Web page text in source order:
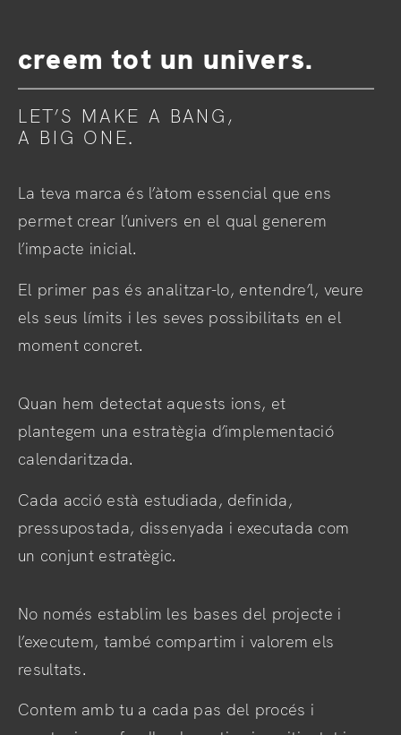
creem tot un univers.
LET’S MAKE A BANG,
A BIG ONE.
La teva marca és l’àtom essencial que ens
permet crear l’univers en el qual generem
l’impacte inicial.
El primer pas és analitzar-lo, entendre’l, veure
els seus límits i les seves possibilitats en el
moment concret.
Quan hem detectat aquests ions, et
plantegem una estratègia d’implementació
calendaritzada.
Cada acció està estudiada, definida,
pressupostada, dissenyada i executada com
un conjunt estratègic.
No només establim les bases del projecte i
l’executem, també compartim i valorem els
resultats.
Contem amb tu a cada pas del procés i